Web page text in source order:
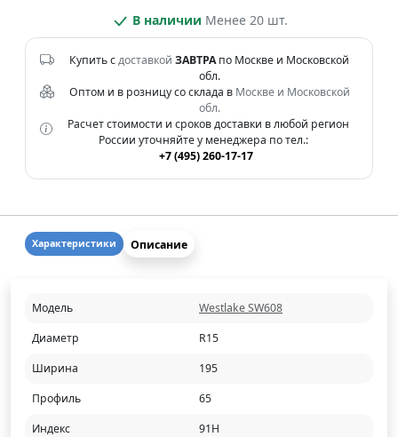
В наличии Менее 20 шт.
Купить сдоставкой ЗАВТРАпо Москве и Московской
обл.
Оптом и в розницу со склада в Москве и Московской
обл.
Расчет стоимости и сроков доставки в любой регион
России уточняйте у менеджера по тел.:
+7 (495) 260-17-17
Характеристики Описание
Модель
Westlake SW608
Диаметр
R15
Ширина
195
Профиль
65
Индекс
91H